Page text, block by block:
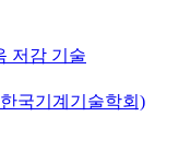
저감 기술
국기계기술학회)